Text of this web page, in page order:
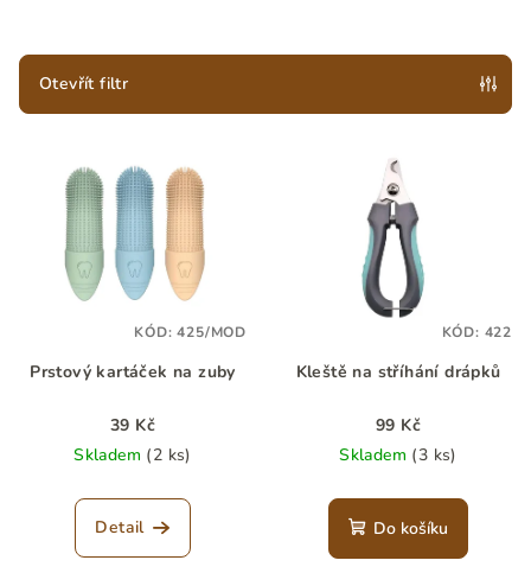
r
Otevřít filtr
Prstový kartáček na zuby
39 Kč
Skladem (2 ks)
Detail
KÓD:425/MOD
Kleště na stříhání drápků
99 Kč
Skladem (3 ks)
Do košíku
KÓD: 422